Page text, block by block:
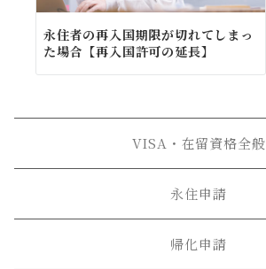
永住者の再入国期限が切れてしまっ
た場合【再入国許可の延長】
VISA・在留資格全般
永住申請
帰化申請